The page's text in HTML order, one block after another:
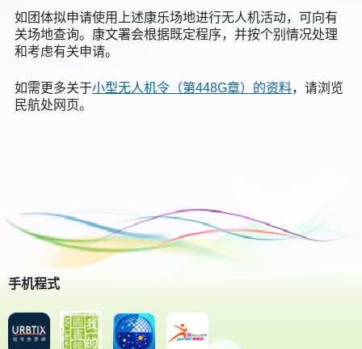
如团体拟申请使用上述康乐场地进行无人机活动，可向有
关场地查询。康文署会根据既定程序，并按个别情况处理
和考虑有关申请。
如需更多关于小型无人机令（第448G章）的资料，请浏览
民航处网页。
手机程式